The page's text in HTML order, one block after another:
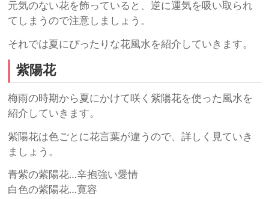
元気のない花を飾っていると、逆に運気を吸い取られ
てしまうので注意しましょう。
それでは夏にぴったりな花風水を紹介していきます。
紫陽花
梅雨の時期から夏にかけて咲く紫陽花を使った風水を
紹介していきます。
紫陽花は色ごとに花言葉が違うので、詳しく見ていき
ましょう。
青紫の紫陽花…辛抱強い愛情
白色の紫陽花…寛容